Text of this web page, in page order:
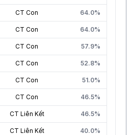
CT Con 64.0%
CT Con 64.0%
CT Con 57.9%
CT Con 52.8%
CT Con 51.0%
CT Con 46.5%
CT Liên Kết 46.5%
CT Liên Kết 40.0%